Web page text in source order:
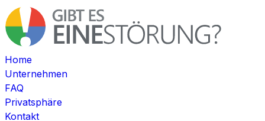
Home
Unternehmen
FAQ
Privatsphäre
Kontakt